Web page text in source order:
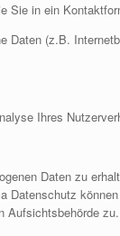
Sie in ein
Daten (z.B.
Ihres
Daten zu
Datenschutz
Aufsichtsbehörde zu.